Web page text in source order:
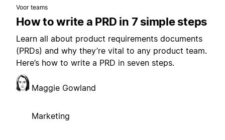
Voor teams
How to write a PRD in 7 simple steps
Learn all about product requirements documents
(PRDs) and why they’re vital to any product team.
Here’s how to write a PRD in seven steps.
Maggie Gowland
Marketing